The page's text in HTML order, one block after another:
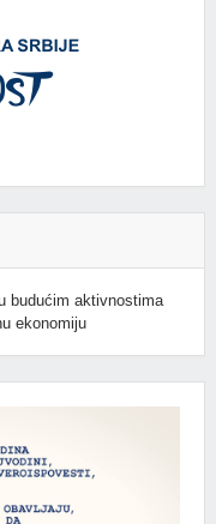
budućim aktivnostima
ekonomiju